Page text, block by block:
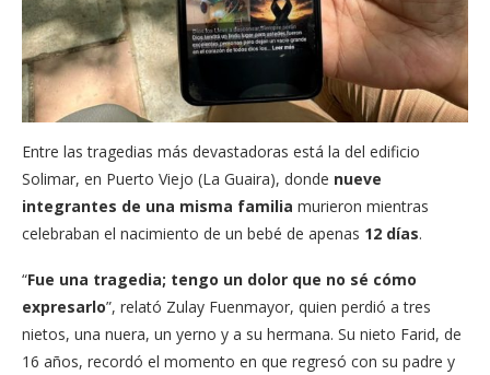
Entre las tragedias más devastadoras está la del edificio
Solimar, en Puerto Viejo (La Guaira), donde nueve
integrantes de una misma familia murieron mientras
celebraban el nacimiento de un bebé de apenas 12 días.
“Fue una tragedia; tengo un dolor que no sé cómo
expresarlo”, relató Zulay Fuenmayor, quien perdió a tres
nietos, una nuera, un yerno y a su hermana. Su nieto Farid, de
16 años, recordó el momento en que regresó con su padre y